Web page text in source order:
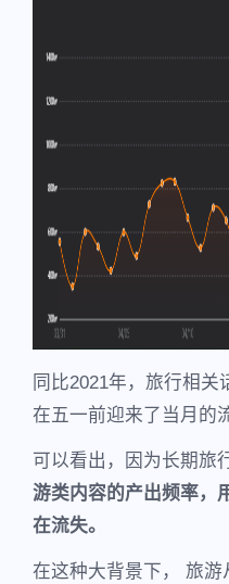
同比2021年，旅行相
在五一前迎来了当月的
可以看出，因为长期旅
游类内容的产出频率，
在流失。
在这种大背景下， 旅